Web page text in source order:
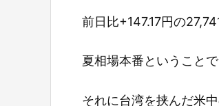
前日比+147.17円の
夏相場本番ということ
それに台湾を挟んだ米